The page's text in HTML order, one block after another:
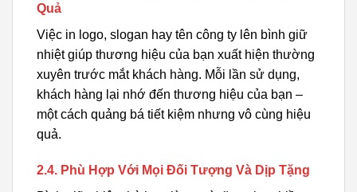
Quả
Việc in logo, slogan hay tên công ty lên bình giữ
nhiệt giúp thương hiệu của bạn xuất hiện thường
xuyên trước mắt khách hàng. Mỗi lần sử dụng,
khách hàng lại nhớ đến thương hiệu của bạn –
một cách quảng bá tiết kiệm nhưng vô cùng hiệu
quả.
2.4. Phù Hợp Với Mọi Đối Tượng Và Dịp Tặng